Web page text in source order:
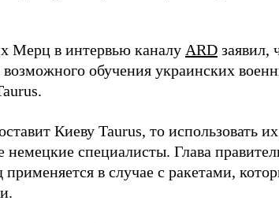
Мерц в интервью каналу ARD заявил,
обучения украинских
Киеву Taurus, то использовать
специалисты. Глава
применяется в случае с ракетами,